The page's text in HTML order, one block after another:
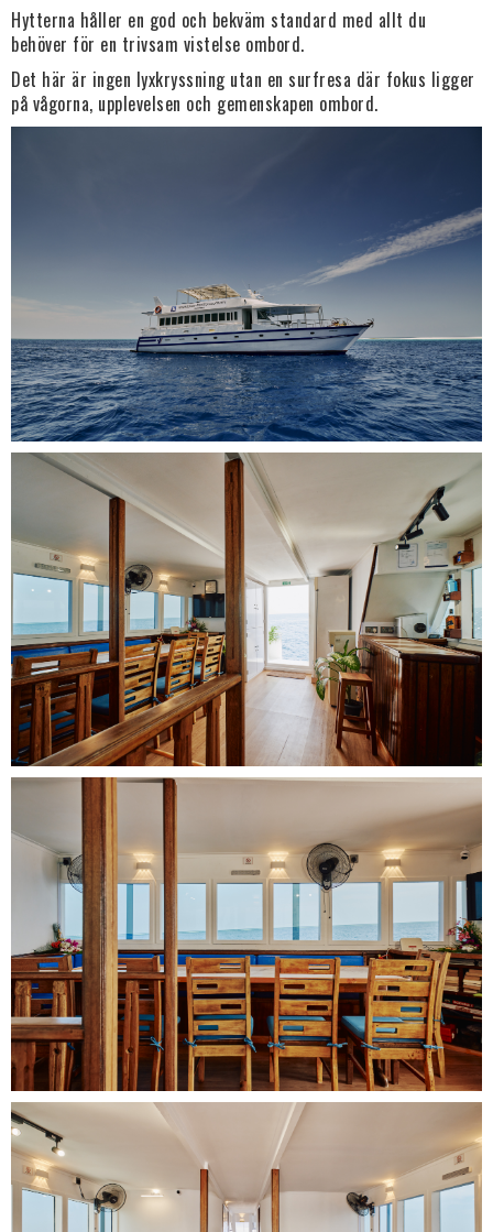
Hytterna håller en god och bekväm standard med allt du
behöver för en trivsam vistelse ombord.
Det här är ingen lyxkryssning utan en surfresa där fokus ligger
på vågorna, upplevelsen och gemenskapen ombord.